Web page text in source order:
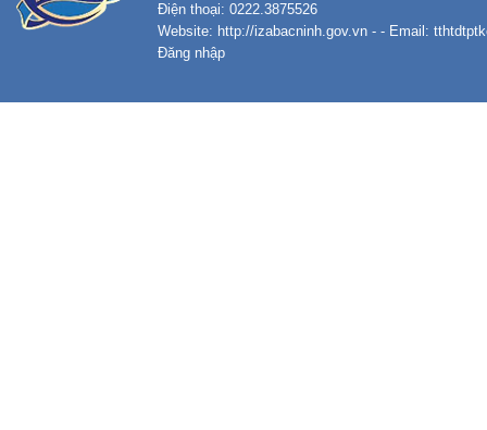
Điện thoại: 0222.3875526
Website: http://izabacninh.gov.vn - - Email:
Đăng nhập